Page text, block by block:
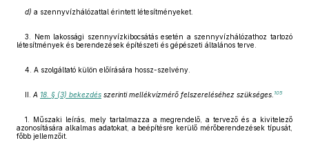
d) a szennyvízhálózattal érintett létesítményeket.
3. Nem lakossági szennyvízkibocsátás esetén a szennyvízhálózathoz tartozó
létesítmények és berendezések építészeti és gépészeti általános terve.
4. A szolgáltató külön előírására hossz-szelvény.
II. A 18. § (3) bekezdés szerinti mellékvízmérő felszereléséhez szükséges. 105
1. Műszaki leírás, mely tartalmazza a megrendelő, a tervező és a kivitelező
azonosítására alkalmas adatokat, a beépítésre kerülő mérőberendezések típusát,
főbb jellemzőit.